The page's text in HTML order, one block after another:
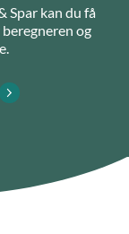
Spar kan du få
og